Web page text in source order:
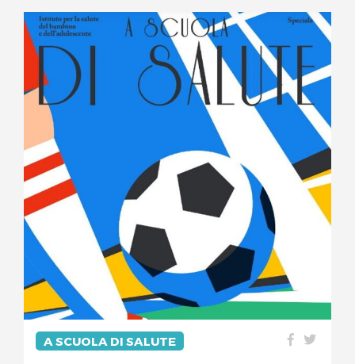
A SCUOLA DI SALUTE